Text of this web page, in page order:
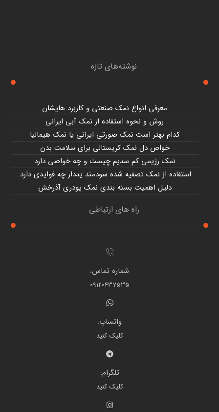
نوشته‌های تازه
معرفی انواع نمک صنعتی و کاربرد هایشان
روش و نحوه استفاده از نمک آبی ایرانی
کدام بهتر است نمک صورتی ایرانی یا نمک هیمالیا
خواص دل نمک کریستالی برای سلامت بدن
نمک رژیمی کم سدیم چیست و چه خواصی دارد
استفاده از نمک تصفیه شده سودمند یددار چه فوایدی دارد.
دلیل اهمیت بسته بندی نمک پودری آذرخش
راه های ارتباطی
شماره تماس:
09120437535
واتساپ:
کلیک کنید
تلگرام:
کلیک کنید